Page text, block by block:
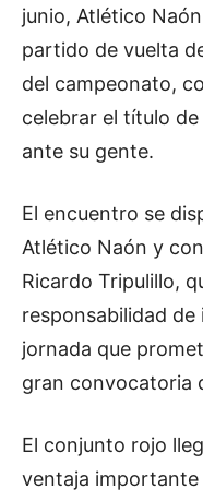
junio, Atlético
partido de vuelta
del campeonato,
celebrar el título
ante su gente.
El encuentro se
Atlético Naón y
Ricardo Tripulillo,
responsabilidad
jornada que
gran convocatoria
El conjunto rojo
ventaja importante